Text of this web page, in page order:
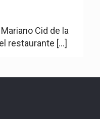
Cid de la
restaurante […]